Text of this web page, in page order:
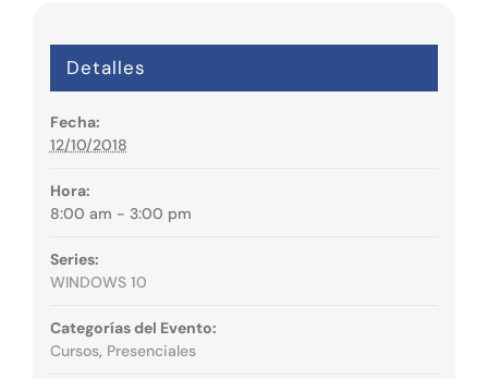
Detalles
Fecha:
12/10/2018
Hora:
8:00 am - 3:00 pm
Series:
WINDOWS 10
Categorías del Evento:
Cursos, Presenciales